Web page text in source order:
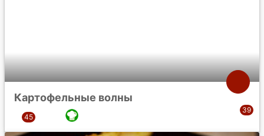
Картофельные волны